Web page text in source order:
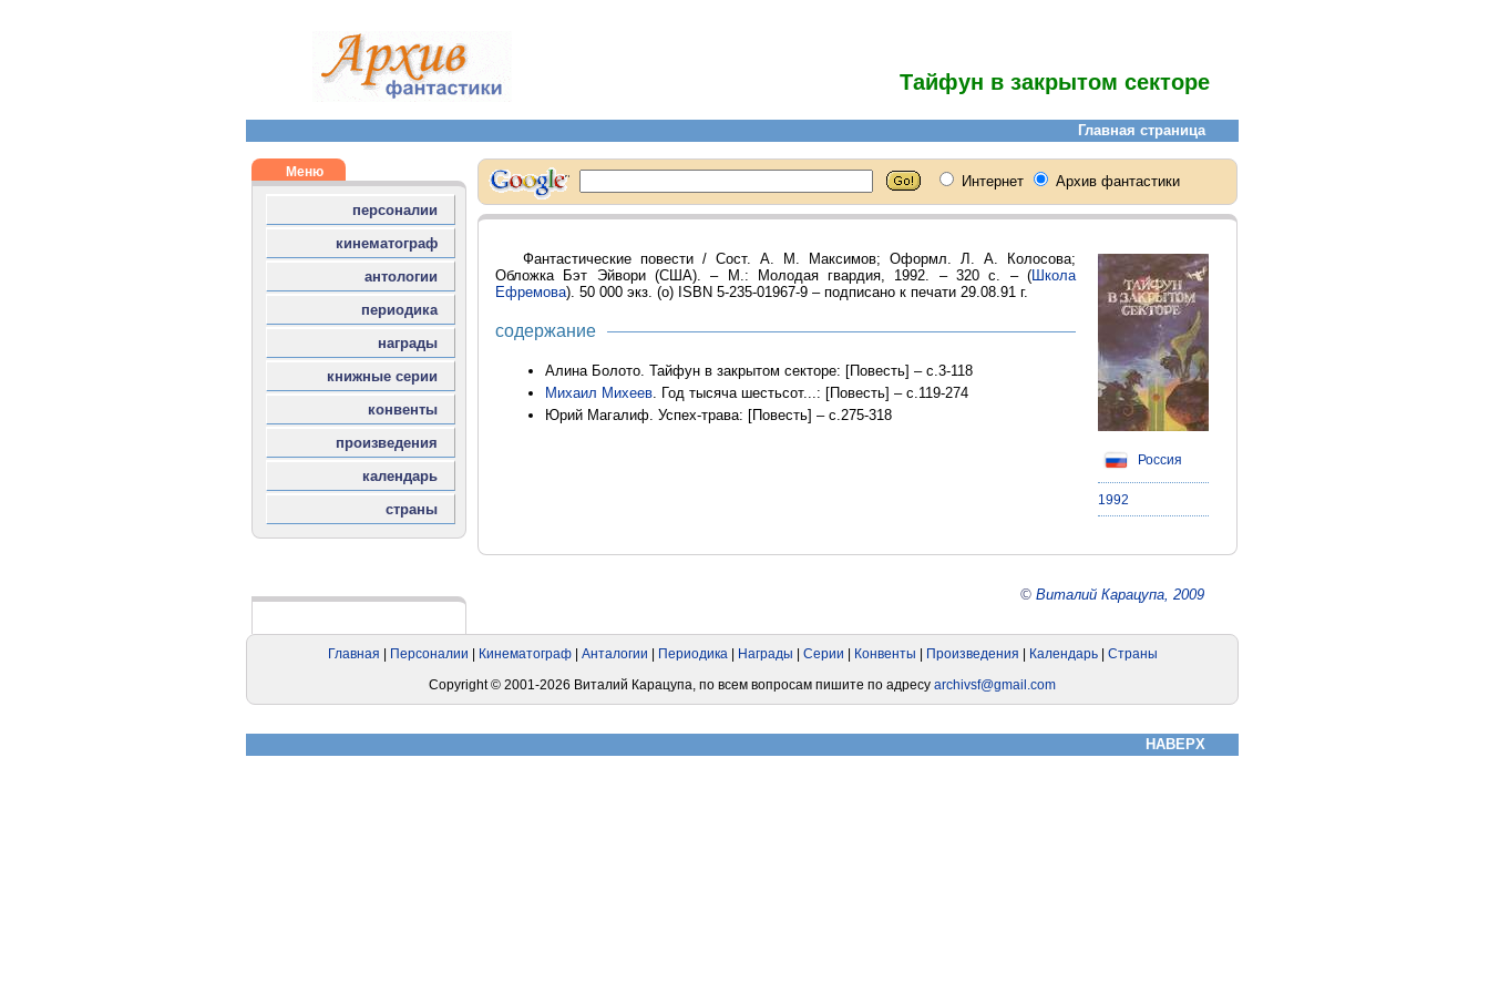
Тайфун в закрытом секторе
Россия
1992
Фантастические повести / Сост. А. М. Максимов; Оформл. Л. А. Колосова;
Обложка Бэт Эйвори (США). – М.: Молодая гвардия, 1992. – 320 с. – (Школа
Ефремова). 50 000 экз. (о) ISBN 5-235-01967-9 – подписано к печати 29.08.91 г.
содержание
Алина Болото. Тайфун в закрытом секторе: [Повесть] – с.3-118
Михаил Михеев. Год тысяча шестьсот...: [Повесть] – с.119-274
Юрий Магалиф. Успех-трава: [Повесть] – с.275-318
© Виталий Карацупа, 2009
НАВЕРХ